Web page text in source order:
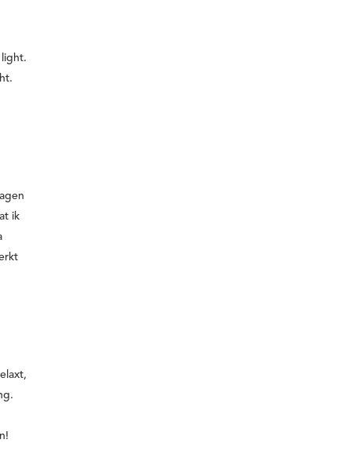
ik